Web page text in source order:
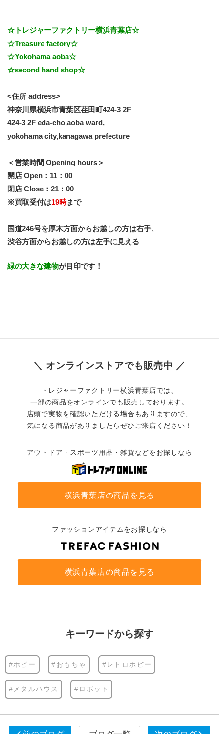
☆トレジャーファクトリー横浜青葉店☆
☆Treasure factory☆
☆Yokohama aoba☆
☆second hand shop☆
<住所 address>
神奈川県横浜市青葉区荏田町424-3 2F
424-3 2F eda-cho,aoba ward,
yokohama city,kanagawa prefecture
＜営業時間 Opening hours＞
開店 Open：11：00
閉店 Close：21：00
※買取受付は19時まで
国道246号を厚木方面からお越しの方は右手、
渋谷方面からお越しの方は左手に見える
緑の大きな建物が目印です！
＼ オンラインストアでも販売中 ／
トレジャーファクトリー横浜青葉店では、
一部の商品をオンラインでも販売しております。
店頭で実物を確認いただける場合もありますので、
気になる商品がありましたらぜひご来店ください！
アウトドア・スポーツ用品・雑貨などをお探しなら
横浜青葉店の商品を見る
ファッションアイテムをお探しなら
横浜青葉店の商品を見る
キーワードから探す
#ホビー #おもちゃ #レトロホビー
#メタルハウス #ロボット